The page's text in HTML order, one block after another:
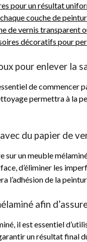
pour un résultat
couche de
de vernis transparent
décoratifs pour
pour enlever la
de
permettra à la
du papier de
sur un meuble
d’éliminer les
l’adhésion de la
afin
il est essentiel
un résultat final